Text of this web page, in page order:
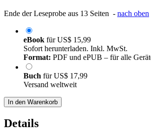
Ende der Leseprobe aus 13 Seiten - nach oben
eBook fürUS$ 15,99
Sofort herunterladen. Inkl. MwSt.
Format: PDF und ePUB – für alle
Buch fürUS$ 17,99
Versand weltweit
In den Warenkorb
Details